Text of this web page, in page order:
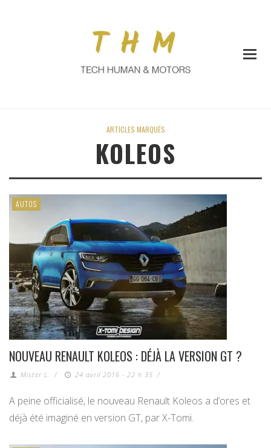
ARTICLES MARQUÉS
KOLEOS
AUTOS
NOUVEAU RENAULT KOLEOS : DÉJÀ LA VERSION GT ?
Mister L. / 24 avril 2016 - 22 h 35 /
A peine officialisé, le nouveau Renault Koleos a d’ores et
déjà été imaginé en version GT, par X-Tomi.